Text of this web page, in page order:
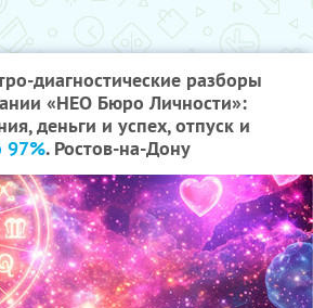
диагностические разборы
«НЕО Бюро Личности»:
деньги и успех, отпуск и
97%. Ростов-на-Дону